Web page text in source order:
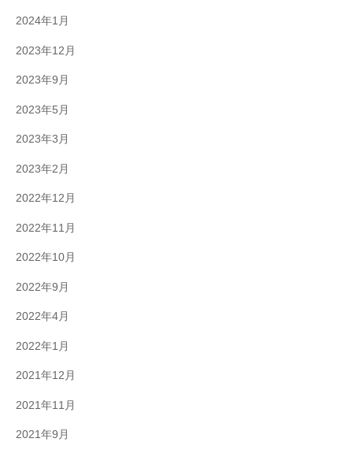
2024年1月
2023年12月
2023年9月
2023年5月
2023年3月
2023年2月
2022年12月
2022年11月
2022年10月
2022年9月
2022年4月
2022年1月
2021年12月
2021年11月
2021年9月